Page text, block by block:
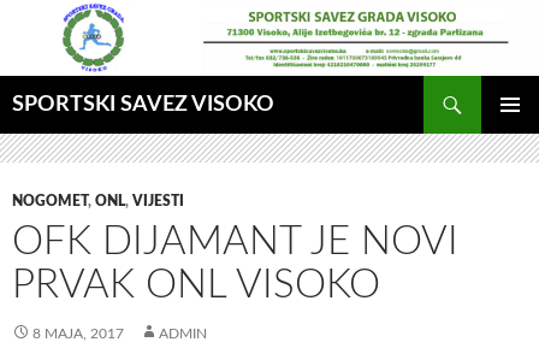
SPORTSKI SAVEZ VISOKO
GLAVNI
MENI
NOGOMET, ONL, VIJESTI
OFK DIJAMANT JE NOVI
PRVAK ONL VISOKO
8 MAJA, 2017 ADMIN